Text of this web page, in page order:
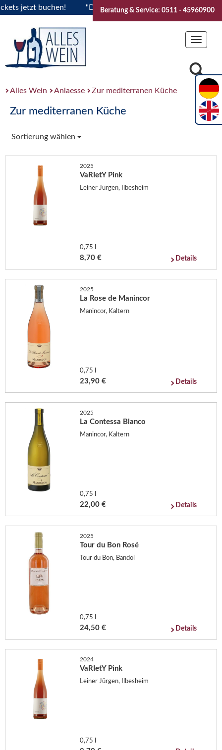
jetzt buchen! "Das Sommerfest 2026" Vive la
Beratung & Service: 0511 - 45960900
Toggle
Alles Wein Anlaesse Zur mediterranen Küche
Zur mediterranen Küche
Sortierung wählen
2025
VaRIetY Pink
Leiner Jürgen, Ilbesheim
0,75 l
8,70 € Details
2025
La Rose de Manincor
Manincor, Kaltern
0,75 l
23,90 € Details
2025
La Contessa Blanco
Manincor, Kaltern
0,75 l
22,00 € Details
2025
Tour du Bon Rosé
Tour du Bon, Bandol
0,75 l
24,50 € Details
2024
VaRIetY Pink
Leiner Jürgen, Ilbesheim
0,75 l